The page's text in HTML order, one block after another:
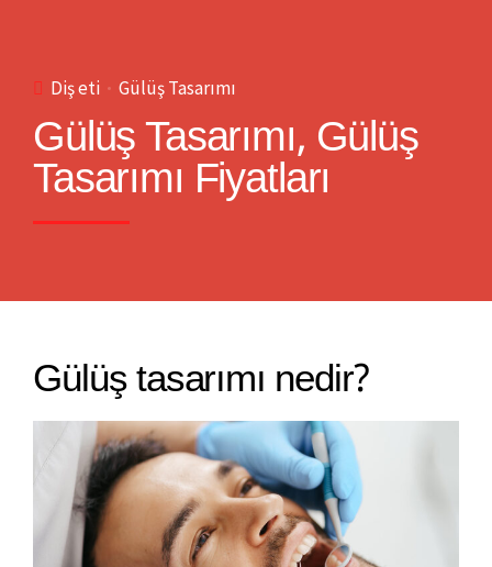
Diş eti Gülüş Tasarımı
Gülüş Tasarımı, Gülüş
Tasarımı Fiyatları
Gülüş tasarımı nedir?